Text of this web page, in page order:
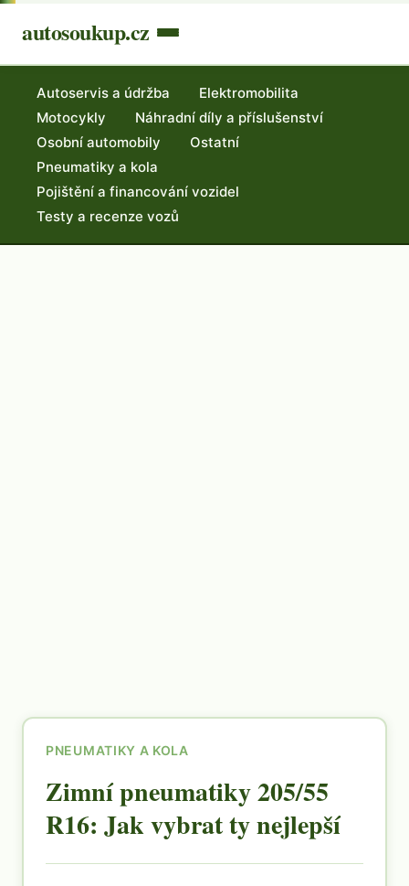
autosoukup.cz
Autoservis a údržba
Elektromobilita
Motocykly
Náhradní díly a příslušenství
Osobní automobily
Ostatní
Pneumatiky a kola
Pojištění a financování vozidel
Testy a recenze vozů
PNEUMATIKY A KOLA
Zimní pneumatiky 205/55
R16: Jak vybrat ty nejlepší